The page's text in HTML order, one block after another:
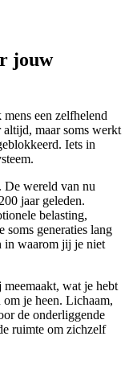
jouw
een zelfhelend
maar soms werkt
Iets in
De wereld van nu
jaar geleden.
belasting,
soms generaties lang
in waarom jij je niet
wat je hebt
om je heen. Lichaam,
de onderliggende
ruimte om zichzelf